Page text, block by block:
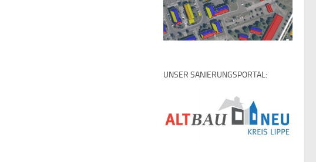
UNSER SANIERUNGSPORTAL: